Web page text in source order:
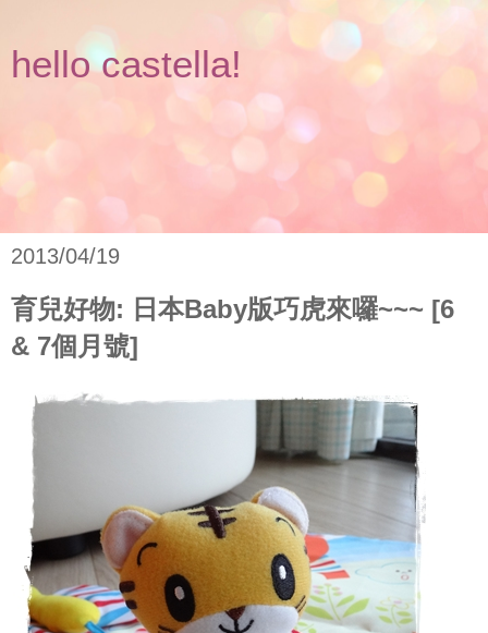
hello castella!
2013/04/19
育兒好物: 日本Baby版巧虎來囉~~~ [6
& 7個月號]